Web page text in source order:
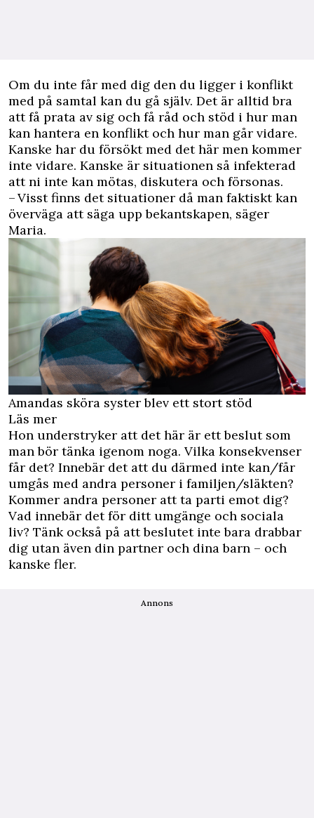
Om du inte får med dig den du ligger i konflikt
med på samtal kan du gå själv. Det är alltid bra
att få prata av sig och få råd och stöd i hur man
kan hantera en konflikt och hur man går vidare.
Kanske har du försökt med det här men kommer
inte vidare. Kanske är situationen så infekterad
att ni inte kan mötas, diskutera och försonas.
– Visst finns det situationer då man faktiskt kan
överväga att säga upp bekantskapen, säger
Maria.
Amandas sköra syster blev ett stort stöd
Läs mer
Hon understryker att det här är ett beslut som
man bör tänka igenom noga. Vilka konsekvenser
får det? Innebär det att du därmed inte kan/får
umgås med andra personer i familjen/släkten?
Kommer andra personer att ta parti emot dig?
Vad innebär det för ditt umgänge och sociala
liv? Tänk också på att beslutet inte bara drabbar
dig utan även din partner och dina barn – och
kanske fler.
Annons